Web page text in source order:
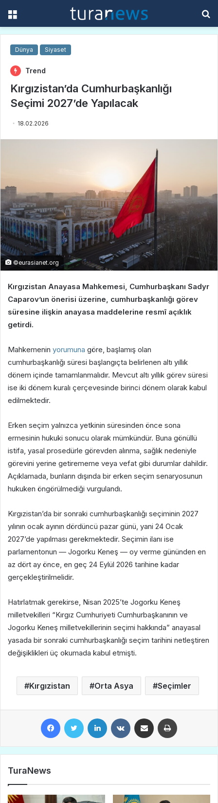
Dünya Siyaset
Trend
Kırgızistan’da Cumhurbaşkanlığı
Seçimi 2027’de Yapılacak
18.02.2026
©eurasianet.org
Kırgızistan Anayasa Mahkemesi, Cumhurbaşkanı Sadyr
Caparov’un önerisi üzerine, cumhurbaşkanlığı görev
süresine ilişkin anayasa maddelerine resmî açıklık
getirdi.
Mahkemenin yorumuna göre, başlamış olan
cumhurbaşkanlığı süresi başlangıçta belirlenen altı yıllık
dönem içinde tamamlanmalıdır. Mevcut altı yıllık görev süresi
ise iki dönem kuralı çerçevesinde birinci dönem olarak kabul
edilmektedir.
Erken seçim yalnızca yetkinin süresinden önce sona
ermesinin hukuki sonucu olarak mümkündür. Buna gönüllü
istifa, yasal prosedürle görevden alınma, sağlık nedeniyle
görevini yerine getirememe veya vefat gibi durumlar dahildir.
Açıklamada, bunların dışında bir erken seçim senaryosunun
hukuken öngörülmediği vurgulandı.
Kırgızistan’da bir sonraki cumhurbaşkanlığı seçiminin 2027
yılının ocak ayının dördüncü pazar günü, yani 24 Ocak
2027’de yapılması gerekmektedir. Seçimin ilanı ise
parlamentonun — Jogorku Keneş — oy verme gününden en
az dört ay önce, en geç 24 Eylül 2026 tarihine kadar
gerçekleştirilmelidir.
Hatırlatmak gerekirse, Nisan 2025’te Jogorku Keneş
milletvekilleri “Kırgız Cumhuriyeti Cumhurbaşkanının ve
Jogorku Keneş milletvekillerinin seçimi hakkında” anayasal
yasada bir sonraki cumhurbaşkanlığı seçim tarihini netleştiren
değişiklikleri üç okumada kabul etmişti.
Kırgızistan Orta Asya Seçimler
TuraNews